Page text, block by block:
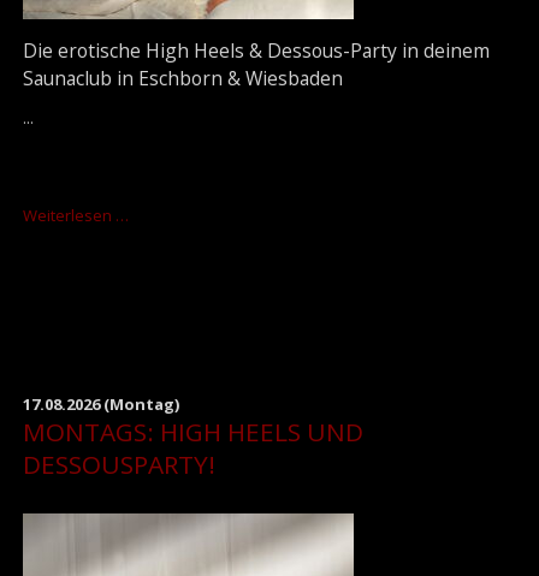
Die erotische High Heels & Dessous-Party in deinem
Saunaclub in Eschborn & Wiesbaden
...
Weiterlesen …MONTAGS:
17.08.2026 (Montag)
MONTAGS: HIGH HEELS UND
DESSOUSPARTY!